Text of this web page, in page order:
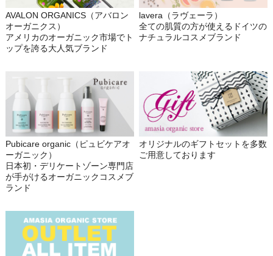
AVALON ORGANICS（アバロン
オーガニクス）
アメリカのオーガニック市場でト
ップを誇る大人気ブランド
lavera（ラヴェーラ）
全ての肌質の方が使えるドイツの
ナチュラルコスメブランド
Pubicare organic（ピュビケアオ
ーガニック）
日本初・デリケートゾーン専門店
が手がけるオーガニックコスメブ
ランド
オリジナルのギフトセットを多数
ご用意しております